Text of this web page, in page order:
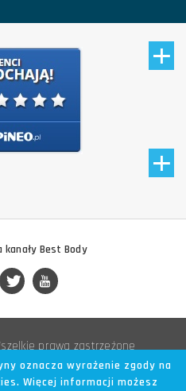
Best Body
prawa zastrzeżone
oznacza wyrażenie zgody na
Więcej informacji możesz